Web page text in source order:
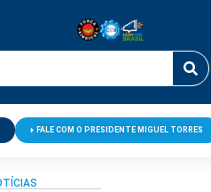
FALE COM O PRESIDENTE MIGUEL TORRES